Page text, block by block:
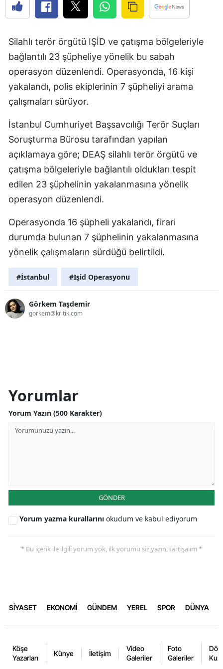
Silahlı terör örgütü IŞİD ve çatışma bölgeleriyle
bağlantılı 23 şüpheliye yönelik bu sabah
operasyon düzenlendi. Operasyonda, 16 kişi
yakalandı, polis ekiplerinin 7 şüpheliyi arama
çalışmaları sürüyor.
İstanbul Cumhuriyet Başsavcılığı Terör Suçları
Soruşturma Bürosu tarafından yapılan
açıklamaya göre; DEAŞ silahlı terör örgütü ve
çatışma bölgeleriyle bağlantılı oldukları tespit
edilen 23 şüphelinin yakalanmasına yönelik
operasyon düzenlendi.
Operasyonda 16 şüpheli yakalandı, firari
durumda bulunan 7 şüphelinin yakalanmasına
yönelik çalışmaların sürdüğü belirtildi.
#İstanbul #Işid Operasyonu
Görkem Taşdemir
gorkem@kritik.com
Yorumlar
Yorum Yazın (500 Karakter)
GÖNDER
Yorum yazma kurallarını okudum ve kabul ediyorum
* Bu içerik ile ilgili yorum yok, ilk yorumu siz yazın, tartışalım *
SİYASET EKONOMİ GÜNDEM YEREL SPOR DÜNYA
Köşe
Yazarları
Künye İletişim
Video
Galeriler
Foto
Galeriler